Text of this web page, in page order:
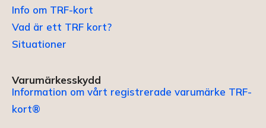
Info om TRF-kort
Vad är ett TRF kort?
Situationer
Varumärkesskydd
Information om vårt registrerade varumärke TRF-
kort®